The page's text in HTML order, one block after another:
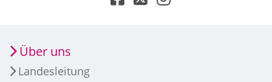
Über uns
Landesleitung